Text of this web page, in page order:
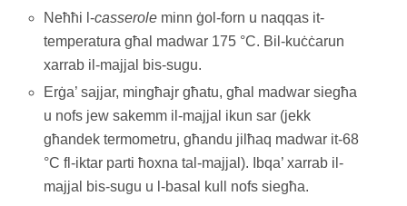
Neħħi l-casserole minn ġol-forn u naqqas it-
temperatura għal madwar 175 °C. Bil-kuċċarun
xarrab il-majjal bis-sugu.
Erġa’ sajjar, mingħajr għatu, għal madwar siegħa
u nofs jew sakemm il-majjal ikun sar (jekk
għandek termometru, għandu jilħaq madwar it-68
°C fl-iktar parti ħoxna tal-majjal). Ibqa’ xarrab il-
majjal bis-sugu u l-basal kull nofs siegħa.